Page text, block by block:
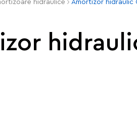
hidraulice Amortizor hidraulic